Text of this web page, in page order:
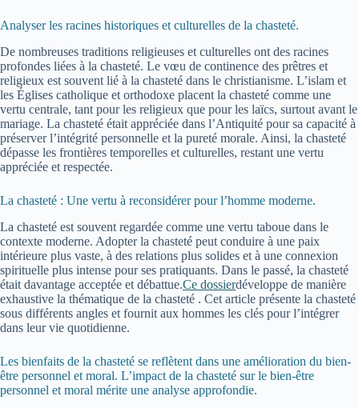
Analyser les racines historiques et culturelles de la chasteté.
De nombreuses traditions religieuses et culturelles ont des racines
profondes liées à la chasteté. Le vœu de continence des prêtres et
religieux est souvent lié à la chasteté dans le christianisme. L’islam et
les Églises catholique et orthodoxe placent la chasteté comme une
vertu centrale, tant pour les religieux que pour les laïcs, surtout avant le
mariage. La chasteté était appréciée dans l’Antiquité pour sa capacité à
préserver l’intégrité personnelle et la pureté morale. Ainsi, la chasteté
dépasse les frontières temporelles et culturelles, restant une vertu
appréciée et respectée.
La chasteté : Une vertu à reconsidérer pour l’homme moderne.
La chasteté est souvent regardée comme une vertu taboue dans le
contexte moderne. Adopter la chasteté peut conduire à une paix
intérieure plus vaste, à des relations plus solides et à une connexion
spirituelle plus intense pour ses pratiquants. Dans le passé, la chasteté
était davantage acceptée et débattue.Ce dossierdéveloppe de manière
exhaustive la thématique de la chasteté . Cet article présente la chasteté
sous différents angles et fournit aux hommes les clés pour l’intégrer
dans leur vie quotidienne.
Les bienfaits de la chasteté se reflètent dans une amélioration du bien-
être personnel et moral. L’impact de la chasteté sur le bien-être
personnel et moral mérite une analyse approfondie.